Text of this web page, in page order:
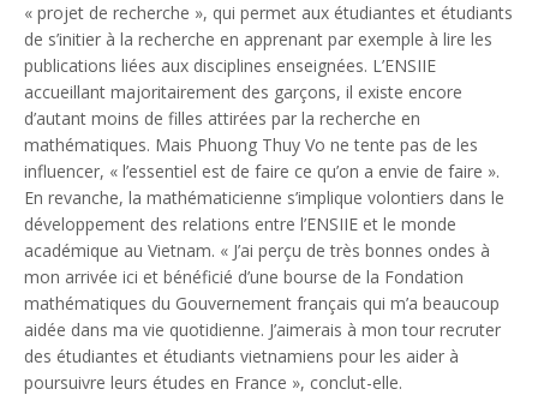
« projet de recherche », qui permet aux étudiantes et étudiants
de s’initier à la recherche en apprenant par exemple à lire les
publications liées aux disciplines enseignées. L’ENSIIE
accueillant majoritairement des garçons, il existe encore
d’autant moins de filles attirées par la recherche en
mathématiques. Mais Phuong Thuy Vo ne tente pas de les
influencer, « l’essentiel est de faire ce qu’on a envie de faire ».
En revanche, la mathématicienne s’implique volontiers dans le
développement des relations entre l’ENSIIE et le monde
académique au Vietnam. « J’ai perçu de très bonnes ondes à
mon arrivée ici et bénéficié d’une bourse de la Fondation
mathématiques du Gouvernement français qui m’a beaucoup
aidée dans ma vie quotidienne. J’aimerais à mon tour recruter
des étudiantes et étudiants vietnamiens pour les aider à
poursuivre leurs études en France », conclut-elle.